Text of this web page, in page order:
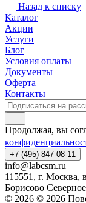
Назад к списку
Каталог
Акции
Услуги
Блог
Условия оплаты
Документы
Оферта
Контакты
Продолжая, вы
+7 (495) 847-08-11
info@labcsm.ru
115551, г. Москва,
Борисово
© 2026 © 2026